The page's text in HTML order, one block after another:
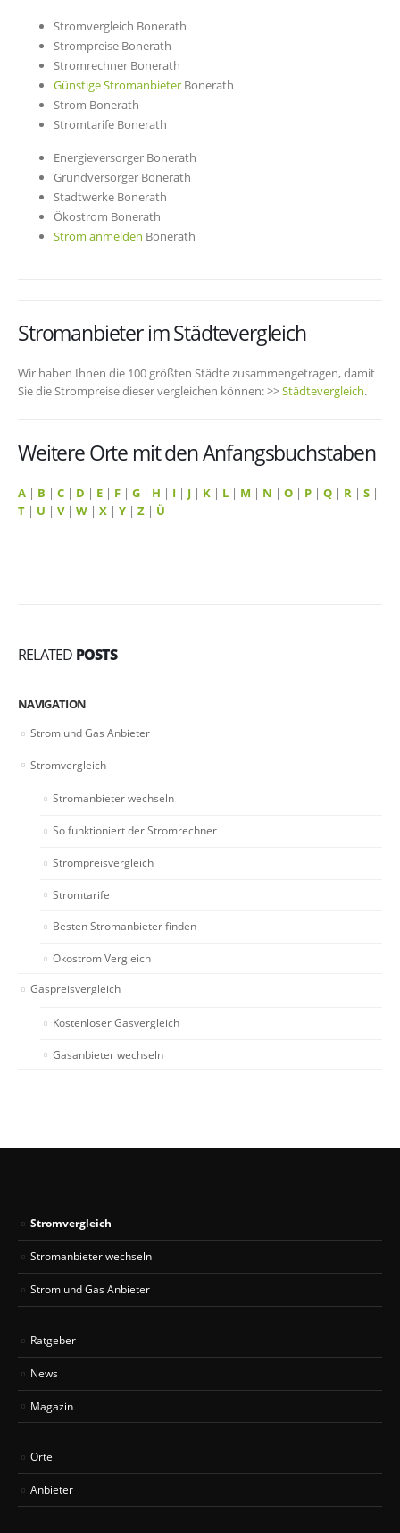
Stromvergleich Bonerath
Strompreise Bonerath
Stromrechner Bonerath
Günstige Stromanbieter Bonerath
Strom Bonerath
Stromtarife Bonerath
Energieversorger Bonerath
Grundversorger Bonerath
Stadtwerke Bonerath
Ökostrom Bonerath
Strom anmelden Bonerath
Stromanbieter im Städtevergleich
Wir haben Ihnen die 100 größten Städte zusammengetragen, damit
Sie die Strompreise dieser vergleichen können: >>Städtevergleich.
Weitere Orte mit den Anfangsbuchstaben
A | B | C | D | E | F | G | H | I | J | K | L | M | N | O | P | Q | R | S |
T | U | V| W | X | Y | Z | Ü
RELATED POSTS
NAVIGATION
Strom und Gas Anbieter
Stromvergleich
Stromanbieter wechseln
So funktioniert der Stromrechner
Strompreisvergleich
Stromtarife
Besten Stromanbieter finden
Ökostrom Vergleich
Gaspreisvergleich
Kostenloser Gasvergleich
Gasanbieter wechseln
Stromvergleich
Stromanbieter wechseln
Strom und Gas Anbieter
Ratgeber
News
Magazin
Orte
Anbieter